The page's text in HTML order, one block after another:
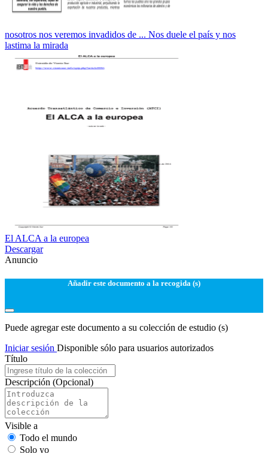
nosotros nos veremos invadidos de ... Nos duele el país y nos
lastima la mirada
El ALCA a la europea
Descargar
Anuncio
Añadir este documento a la recogida (s)
Puede agregar este documento a su colección de estudio (s)
Iniciar sesión Disponible sólo para usuarios autorizados
Título
Descripción (Opcional)
Visible a
Todo el mundo
Solo yo